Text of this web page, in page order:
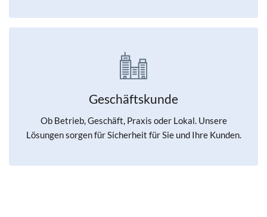
Geschäftskunde
Ob Betrieb, Geschäft, Praxis oder Lokal. Unsere
Lösungen sorgen für Sicherheit für Sie und Ihre Kunden.